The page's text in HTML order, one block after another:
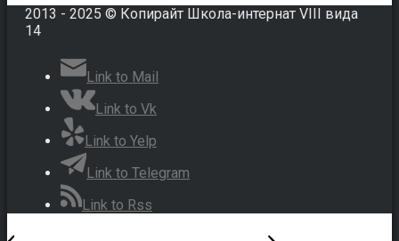
2013 - 2025 © Копирайт Школа-интернат VIII вида
14
Link to Mail
Link to Vk
Link to Yelp
Link to Telegram
Link to Rss